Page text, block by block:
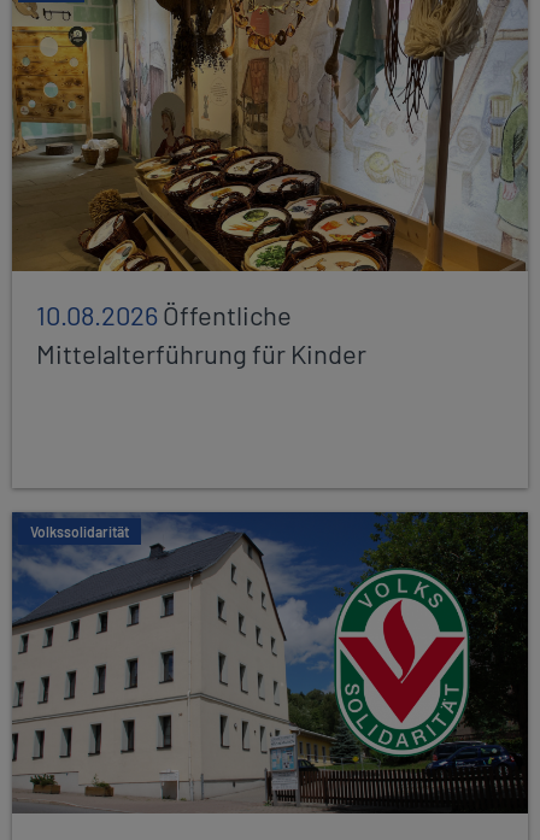
10.08.2026Öffentliche
Mittelalterführung für Kinder
Volkssolidarität